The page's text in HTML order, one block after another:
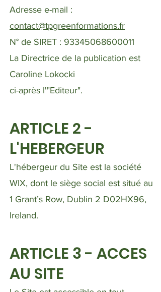
Adresse e-mail :
contact@tpgreenformations.fr
N° de SIRET : 93345068600011
La Directrice de la publication est
Caroline Lokocki
ci-après l'"Editeur".
ARTICLE 2 -
L'HEBERGEUR
L'hébergeur du Site est la société
WIX, dont le siège social est situé au
1 Grant’s Row, Dublin 2 D02HX96,
Ireland.
ARTICLE 3 - ACCES
AU SITE